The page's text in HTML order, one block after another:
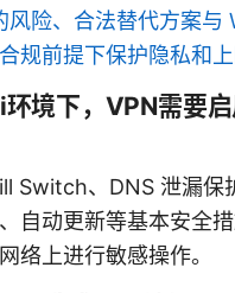
险、合法替代方案与
规前提下保护隐私和
境下，VPN需要
Switch、DNS 泄漏保
自动更新等基本安全
络上进行敏感操作。